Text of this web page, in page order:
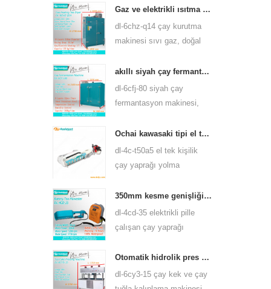
oolong çayı ve diğerleri gibi
birçok çay türü için
kullanabilirsiniz.
Gaz ve elektrikli ısıtma yeşil çay yaprağı kurutma makinesi 6chz-q14
dl-6chz-q14 çay kurutma
makinesi sıvı gaz, doğal
yeşil çay, siyah çay, oolong
çayı vb. Gibi her türlü çayı
kurutabilir.
akıllı siyah çay fermantasyon makinesi 6cfj-80
dl-6cfj-80 siyah çay
fermantasyon makinesi,
işlenmesinde kullanılır,
siyah çayın daha iyi
mayalanmasına izin verir.
Ochai kawasaki tipi el tek kişilik çay yaprağı yolma hasat makinesi 4c-t50a5
dl-4c-t50a5 el tek kişilik
çay yaprağı yolma
450mm, 500mm, 600mm,
huasheng 1e34f benzinli
motor kullanın.
350mm kesme genişliği elektrikli pil kumandalı çay yaprağı çayı yolma makinesi 4cd-35
dl-4cd-35 elektrikli pille
çalışan çay yaprağı
kesme genişliği, sırt
çantası lityum pil veya
kurşun asit batarya
Otomatik hidrolik pres çay kek çay tuğla presleme makinesi 6cy3-15
dl-6cy3-15 çay kek ve çay